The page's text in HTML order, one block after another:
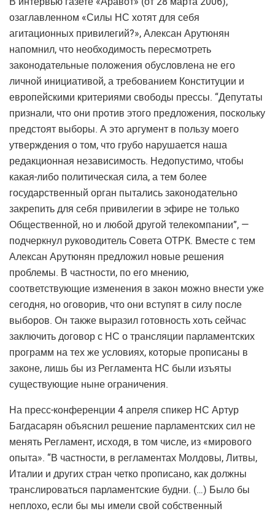
озаглавленном «Силы НС хотят для себя
агитационных привилегий?», Алексан Арутюнян
напомнил, что необходимость пересмотреть
законодательные положения обусловлена не его
личной инициативой, а требованием Конституции и
европейскими критериями свободы прессы. “Депутаты
признали, что они против этого предложения, поскольку
предстоят выборы. А это аргумент в пользу моего
утверждения о том, что грубо нарушается наша
редакционная независимость. Недопустимо, чтобы
какая-либо политическая сила, а тем более
государственный орган пытались законодательно
закрепить для себя привилегии в эфире не только
Общественной, но и любой другой телекомпании”, —
подчеркнул руководитель Совета ОТРК. Вместе с тем
Алексан Арутюнян предложил новые решения
проблемы. В частности, по его мнению,
соответствующие изменения в закон можно внести уже
сегодня, но оговорив, что они вступят в силу после
выборов. Он также выразил готовность хоть сейчас
заключить договор с НС о трансляции парламентских
программ на тех же условиях, которые прописаны в
законе, лишь бы из Регламента НС были изъяты
существующие ныне ограничения.
На пресс-конференции 4 апреля спикер НС Артур
Багдасарян объяснил решение парламентских сил не
менять Регламент, исходя, в том числе, из «мирового
опыта». “В частности, в регламентах Молдовы, Литвы,
Италии и других стран четко прописано, как должны
транслироваться парламентские будни. (…) Было бы
неплохо, если бы мы имели свой собственный